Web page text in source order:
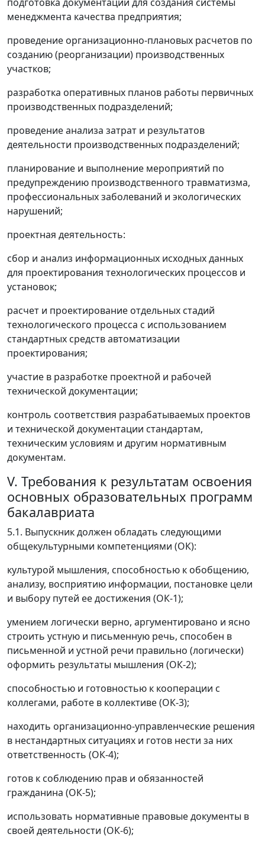
подготовка документации для создания системы
менеджмента качества предприятия;
проведение организационно-плановых расчетов по
созданию (реорганизации) производственных
участков;
разработка оперативных планов работы первичных
производственных подразделений;
проведение анализа затрат и результатов
деятельности производственных подразделений;
планирование и выполнение мероприятий по
предупреждению производственного травматизма,
профессиональных заболеваний и экологических
нарушений;
проектная деятельность:
сбор и анализ информационных исходных данных
для проектирования технологических процессов и
установок;
расчет и проектирование отдельных стадий
технологического процесса с использованием
стандартных средств автоматизации
проектирования;
участие в разработке проектной и рабочей
технической документации;
контроль соответствия разрабатываемых проектов
и технической документации стандартам,
техническим условиям и другим нормативным
документам.
V. Требования к результатам освоения
основных образовательных программ
бакалавриата
5.1. Выпускник должен обладать следующими
общекультурными компетенциями (ОК):
культурой мышления, способностью к обобщению,
анализу, восприятию информации, постановке цели
и выбору путей ее достижения (ОК-1);
умением логически верно, аргументировано и ясно
строить устную и письменную речь, способен в
письменной и устной речи правильно (логически)
оформить результаты мышления (ОК-2);
способностью и готовностью к кооперации с
коллегами, работе в коллективе (ОК-3);
находить организационно-управленческие решения
в нестандартных ситуациях и готов нести за них
ответственность (ОК-4);
готов к соблюдению прав и обязанностей
гражданина (ОК-5);
использовать нормативные правовые документы в
своей деятельности (ОК-6);